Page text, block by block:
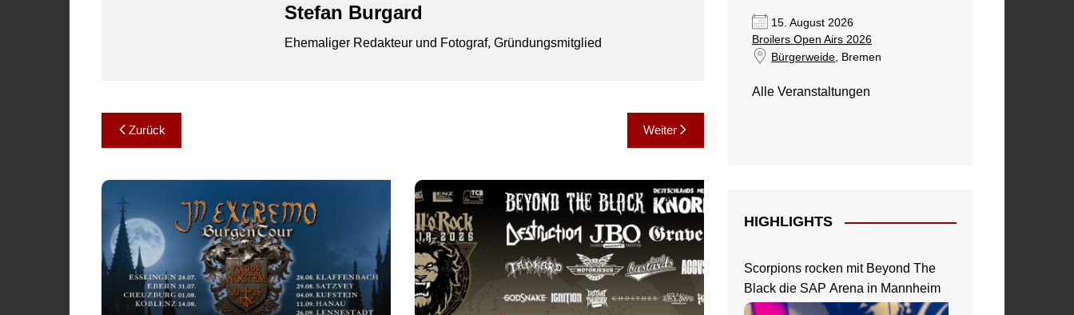
Stefan Burgard
Ehemaliger Redakteur und Fotograf, Gründungsmitglied
Beitragsnavigation
Zurück Weiter
15. August 2026
Broilers Open Airs 2026
Bürgerweide, Bremen
Alle Veranstaltungen
HIGHLIGHTS
Scorpions rocken mit Beyond The
Black die SAP Arena in Mannheim